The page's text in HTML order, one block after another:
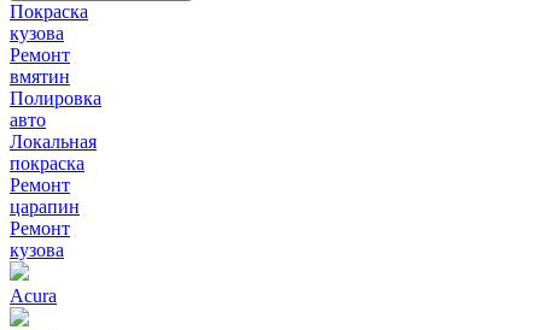
Покраска
кузова
Ремонт
вмятин
Полировка
авто
Локальная
покраска
Ремонт
царапин
Ремонт
кузова
Acura